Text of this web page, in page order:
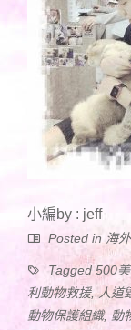
小編by : jeff
Posted in 海
Tagged 500
利動物救援,人道
動物保護組織, 動